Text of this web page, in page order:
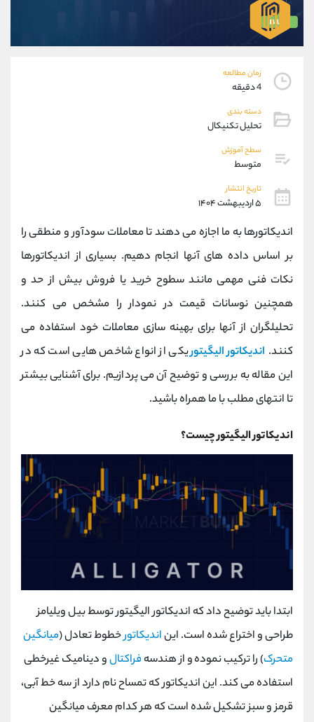
زمان مطالعه
4 دقیقه
دسته بندی
تحلیل تکنیکال
سطح آموزش
متوسط
تاریخ انتشار
۵ اردیبهشت ۱۴۰۴
اندیکاتورها به ما اجازه می دهند تا معاملات سودآور و منطقی را
بر اساس داده های آنها انجام دهیم. بسیاری از اندیکاتورها
نکات فنی مهمی مانند سطوح خرید یا فروش بیش از حد و
همچنین نوسانات قیمت در نمودار را مشخص می کنند.
تحلیلگران از آنها برای بهینه سازی معاملات خود استفاده می
کنند. اندیکاتور الیگیتوریکی از انواع شاخص هایی است که در
این مقاله به بررسی و توضیح آن می پردازیم. برای آشنایی بیشتر
تا انتهای مطلب با ما همراه باشید.
اندیکاتور الیگیتور چیست؟
ابتدا باید توضیح داد که اندیکاتور الیگیتور توسط بیل ویلیامز
طراحی و اختراع شده است. ایناندیکاتورخطوط تعادل (میانگین
متحرک) را ترکیب نموده و از هندسهفراکتالو دینامیک غیرخطی
استفاده می کند. این اندیکاتور که تمساح نام دارد از سه خط آبی،
قرمز و سبز تشکیل شده است که هر کدام معرف میانگین
واتساپ
تلگرام
پشتیبان فروش
موبایل
اطلاعات تماس
تلفن 021-22021030
021-22021040
بدون پیش شماره
اینستاگرام @alireza.mehrabii
کانال تلگرام @alirezamehrabi_com
@alirezamehrabi_official